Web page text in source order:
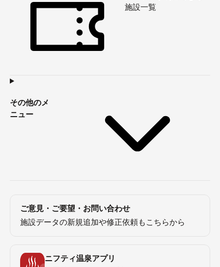
施設一覧
その他のメ
ニュー
ご意見・ご要望・お問い合わせ
施設データの新規追加や修正依頼もこちらから
ニフティ温泉アプリ